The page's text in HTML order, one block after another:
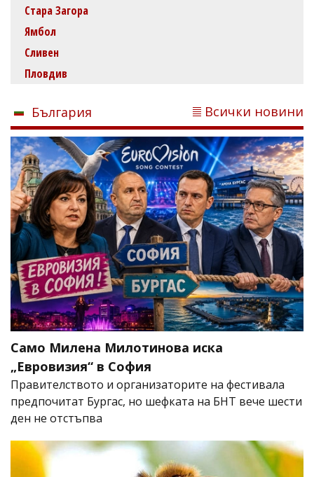
Стара Загора
Ямбол
Сливен
Пловдив
България Всички новини
Само Милена Милотинова иска
„Евровизия“ в София
Правителството и организаторите на фестивала
предпочитат Бургас, но шефката на БНТ вече шести
ден не отстъпва